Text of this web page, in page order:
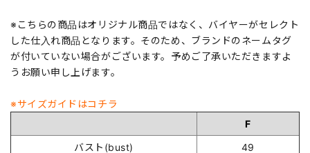
※こちらの商品はオリジナル商品ではなく、バイヤーがセレクト
した仕入れ商品となります。そのため、ブランドのネームタグ
が付いていない場合がございます。予めご了承いただきますよ
うお願い申し上げます。
※サイズガイドはコチラ
F
バスト(bust)
49